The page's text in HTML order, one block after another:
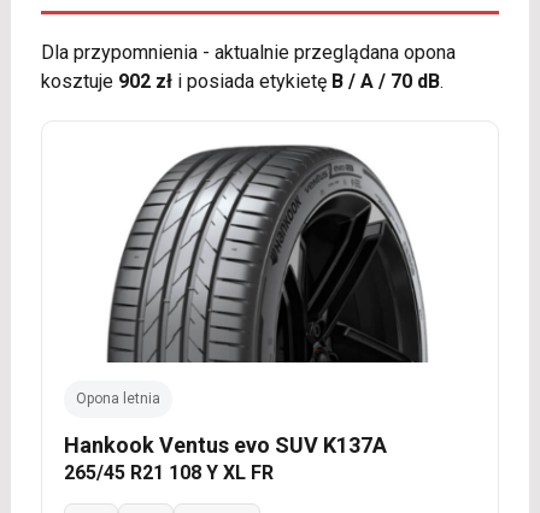
Dla przypomnienia - aktualnie przeglądana opona
kosztuje 902 złi posiada etykietę B / A / 70 dB.
Opona letnia
Hankook Ventus evo SUV K137A
265/45 R21 108 Y XL FR